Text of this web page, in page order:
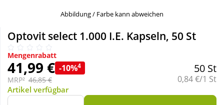
Täglich gut versorgt
Nahrungsergänzung
Natur & Homöopathie
Sanitätshaus
Abbildung / Farbe kann abweichen
Optovit select 1.000 I.E. Kapseln, 50 St
Mengenrabatt
41,99 € -10%4
MRP² 46,85 €
50 St
Grundpreis:
0,84 €/1 St
Artikel verfügbar